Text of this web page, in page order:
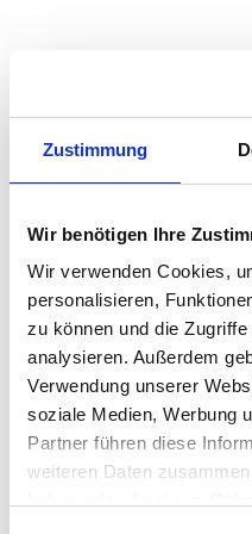
Zustimmung
Wir benötigen Ihre
Wir verwenden Cookies,
personalisieren,
zu können und die
analysieren. Außerdem
Verwendung unserer
soziale Medien, Werbung
Partner führen diese
weiteren Daten
Quadratmeterpreise
nach Wohnungstyp
Wohnungspreise /m
Sonstige
Erdgeschosswohnung
Souterrain
Hochparterre
Etagenwohnung